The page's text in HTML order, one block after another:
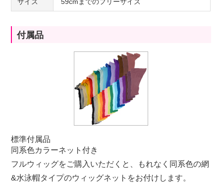
サイズ 59cmまでのフリーサイズ
付属品
標準付属品
同系色カラーネット付き
フルウィッグをご購入いただくと、もれなく同系色の網
&水泳帽タイプのウィッグネットをお付けします。